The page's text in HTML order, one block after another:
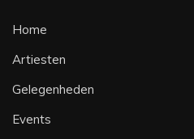
Home
Artiesten
Gelegenheden
Events